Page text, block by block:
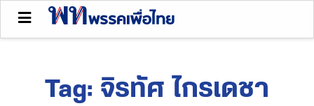
Tag: จิรทัศ ไกรเดชา